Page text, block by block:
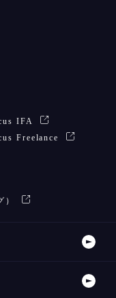
IFA
Freelance
）